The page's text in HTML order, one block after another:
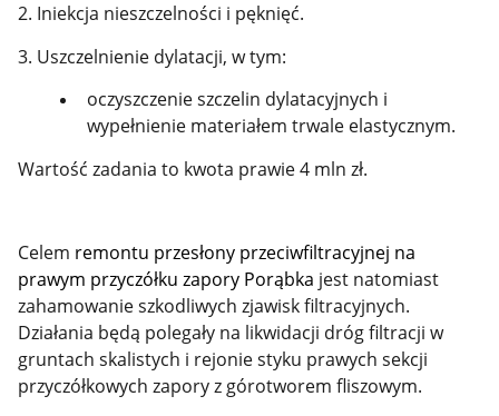
2. Iniekcja nieszczelności i pęknięć.
3. Uszczelnienie dylatacji, w tym:
oczyszczenie szczelin dylatacyjnych i
wypełnienie materiałem trwale elastycznym.
Wartość zadania to kwota prawie 4 mln zł.
Celem remontu przesłony przeciwfiltracyjnej na
prawym przyczółku zapory Porąbka jest natomiast
zahamowanie szkodliwych zjawisk filtracyjnych.
Działania będą polegały na likwidacji dróg filtracji w
gruntach skalistych i rejonie styku prawych sekcji
przyczółkowych zapory z górotworem fliszowym.